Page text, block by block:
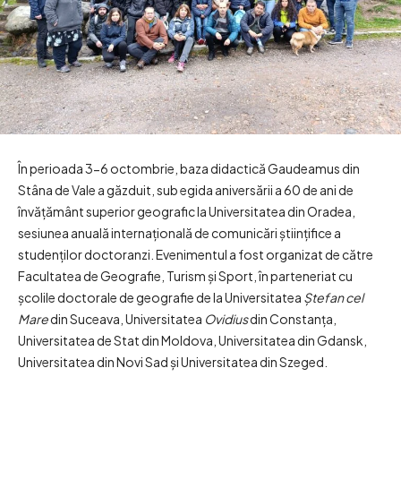
În perioada 3-6 octombrie, baza didactică Gaudeamus din
Stâna de Vale a găzduit, sub egida aniversării a 60 de ani de
învățământ superior geografic la Universitatea din Oradea,
sesiunea anuală internațională de comunicări științifice a
studenților doctoranzi. Evenimentul a fost organizat de către
Facultatea de Geografie, Turism și Sport, în parteneriat cu
școlile doctorale de geografie de la Universitatea Ștefan cel
Maredin Suceava, Universitatea Ovidiusdin Constanța,
Universitatea de Stat din Moldova, Universitatea din Gdansk,
Universitatea din Novi Sad și Universitatea din Szeged.